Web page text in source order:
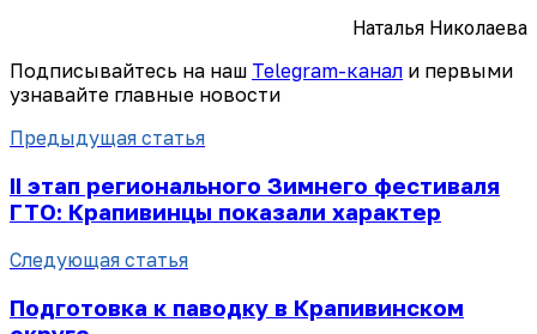
Наталья Николаева
Подписывайтесь на наш Telegram-канал и первыми
узнавайте главные новости
Предыдущая статья
II этап регионального Зимнего фестиваля
ГТО: Крапивинцы показали характер
Следующая статья
Подготовка к паводку в Крапивинском